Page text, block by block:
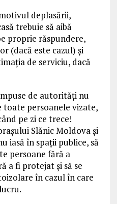
deplasării,
trebuie să aibă
proprie răspundere,
(dacă este cazul) și
de serviciu, dacă
de autorități nu
persoanele vizate,
pe zi ce trece!
Slănic Moldova și
iasă în spații publice, să
persoane fără a
a fi protejat și să se
în cazul în care